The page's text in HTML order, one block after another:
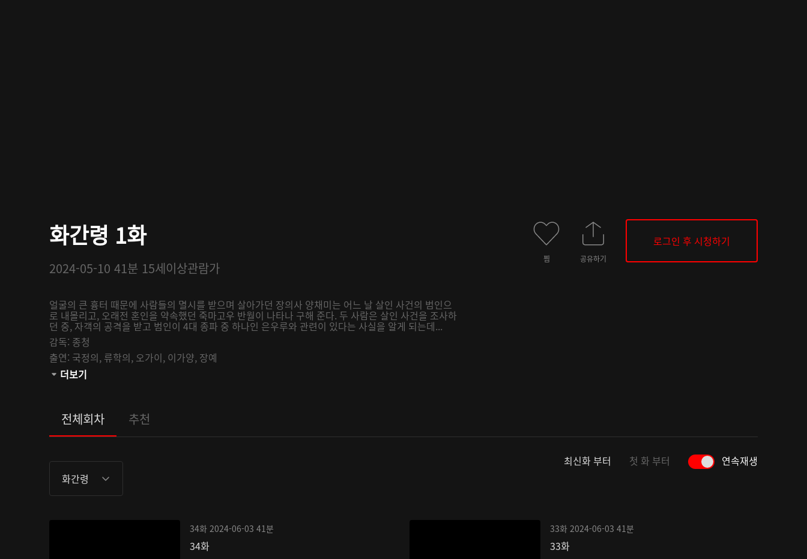
화간령 1화
2024-05-10 41분 15세이상관람가
얼굴의 큰 흉터 때문에 사람들의 멸시를 받으며 살아가던 장의사 양채미는 어느 날 살인 사건의 범인으
로 내몰리고, 오래전 혼인을 약속했던 죽마고우 반월이 나타나 구해 준다. 두 사람은 살인 사건을 조사하
던 중, 자객의 공격을 받고 범인이 4대 종파 중 하나인 은우루와 관련이 있다는 사실을 알게 되는데...
감독: 종청
출연: 국정의, 류학의, 오가이, 이가양, 장예
관람등급:
더보기
찜 공유하기
로그인 후 시청하기
전체회차 추천
화간령
최신화 부터 첫 화 부터 연속재생
34화 2024-06-03 41분
34화
33화 2024-06-03 41분
33화